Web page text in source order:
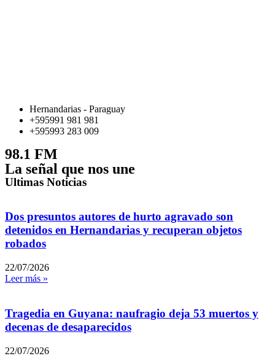
Hernandarias - Paraguay
+595991 981 981
+595993 283 009
98.1 FM
La señal que nos une
Ultimas Noticias
Dos presuntos autores de hurto agravado son
detenidos en Hernandarias y recuperan objetos
robados
22/07/2026
Leer más »
Tragedia en Guyana: naufragio deja 53 muertos y
decenas de desaparecidos
22/07/2026